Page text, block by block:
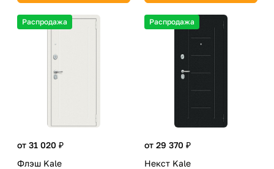
Распродажа
от 31 020 ₽
Флэш Kale
Распродажа
от 29 370 ₽
Некст Kale